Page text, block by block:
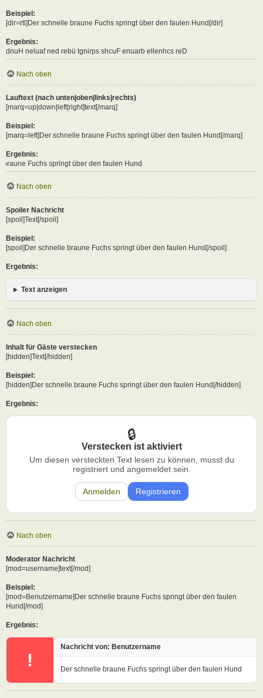
Beispiel:
[dir=rtl]Der schnelle braune Fuchs springt über den faulen Hund[/dir]
Ergebnis:
Der schnelle braune Fuchs springt über den faulen Hund
Nach oben
Lauftext (nach unten|oben|links|rechts)
[marq=up|down|left|right]text[/marq]
Beispiel:
[marq=left]Der schnelle braune Fuchs springt über den faulen Hund[/marq]
Ergebnis:
über den faulen Hund
Nach oben
Spoiler Nachricht
[spoil]Text[/spoil]
Beispiel:
[spoil]Der schnelle braune Fuchs springt über den faulen Hund[/spoil]
Ergebnis:
Text anzeigen
Nach oben
Inhalt für Gäste verstecken
[hidden]Text[/hidden]
Beispiel:
[hidden]Der schnelle braune Fuchs springt über den faulen Hund[/hidden]
Ergebnis:
Verstecken ist aktiviert
Um diesen versteckten Text lesen zu können, musst du
registriert und angemeldet sein.
Anmelden Registrieren
Nach oben
Moderator Nachricht
[mod=username]text[/mod]
Beispiel:
[mod=Benutzername]Der schnelle braune Fuchs springt über den faulen
Hund[/mod]
Ergebnis:
!
Nachricht von: Benutzername
Der schnelle braune Fuchs springt über den faulen Hund